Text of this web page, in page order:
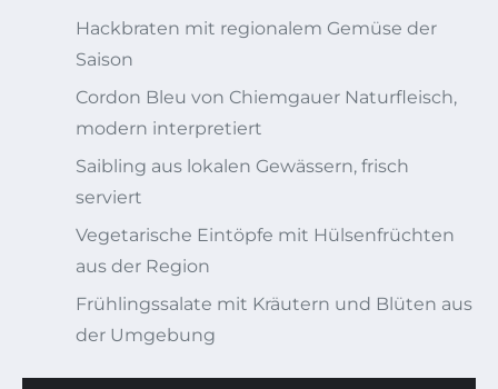
Hackbraten mit regionalem Gemüse der
Saison
Cordon Bleu von Chiemgauer Naturfleisch,
modern interpretiert
Saibling aus lokalen Gewässern, frisch
serviert
Vegetarische Eintöpfe mit Hülsenfrüchten
aus der Region
Frühlingssalate mit Kräutern und Blüten aus
der Umgebung